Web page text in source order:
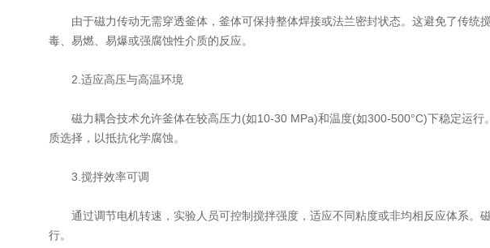
由于磁力传动无需穿透釜体，釜体可保持整体焊接或法兰密封状态。这避免了传统
毒、易燃、易爆或强腐蚀性介质的反应。
2.适应高压与高温环境
磁力耦合技术允许釜体在较高压力(如10-30 MPa)和温度(如300-500°C)下稳定运行
质选择，以抵抗化学腐蚀。
3.搅拌效率可调
通过调节电机转速，实验人员可控制搅拌强度，适应不同粘度或非均相反应体系。
行。